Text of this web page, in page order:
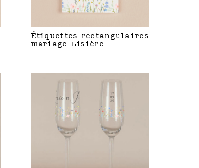
Étiquettes rectangulaires
mariage Lisière